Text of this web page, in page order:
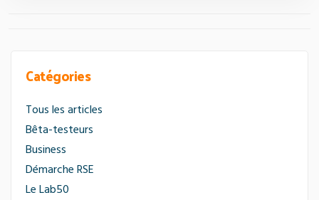
Catégories
Tous les articles
Bêta-testeurs
Business
Démarche RSE
Le Lab50